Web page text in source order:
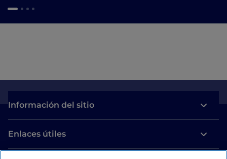
Información del sitio
Enlaces útiles